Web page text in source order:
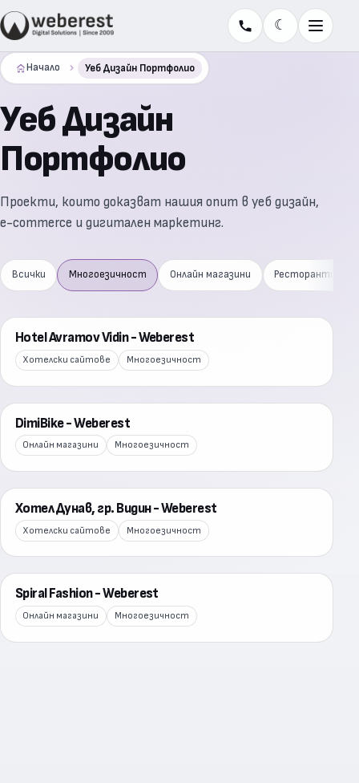
☾
Меню
Начало Уеб Дизайн Портфолио
Уеб Дизайн
Портфолио
Проекти, които доказват нашия опит в уеб дизайн,
e-commerce и дигитален маркетинг.
Всички Многоезичност Онлайн магазини Ресторанти
Hotel Avramov Vidin - Weberest
Хотелски сайтове Многоезичност
DimiBike - Weberest
Онлайн магазини Многоезичност
Хотел Дунав, гр. Видин - Weberest
Хотелски сайтове Многоезичност
Spiral Fashion - Weberest
Онлайн магазини Многоезичност